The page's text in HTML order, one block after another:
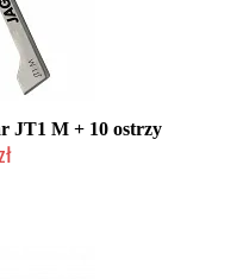
JT1 M + 10 ostrzy